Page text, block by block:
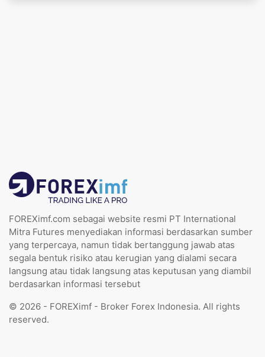
FOREXimf.com sebagai website resmi PT International
Mitra Futures menyediakan informasi berdasarkan sumber
yang terpercaya, namun tidak bertanggung jawab atas
segala bentuk risiko atau kerugian yang dialami secara
langsung atau tidak langsung atas keputusan yang diambil
berdasarkan informasi tersebut
© 2026 - FOREXimf - Broker Forex Indonesia. All rights
reserved.